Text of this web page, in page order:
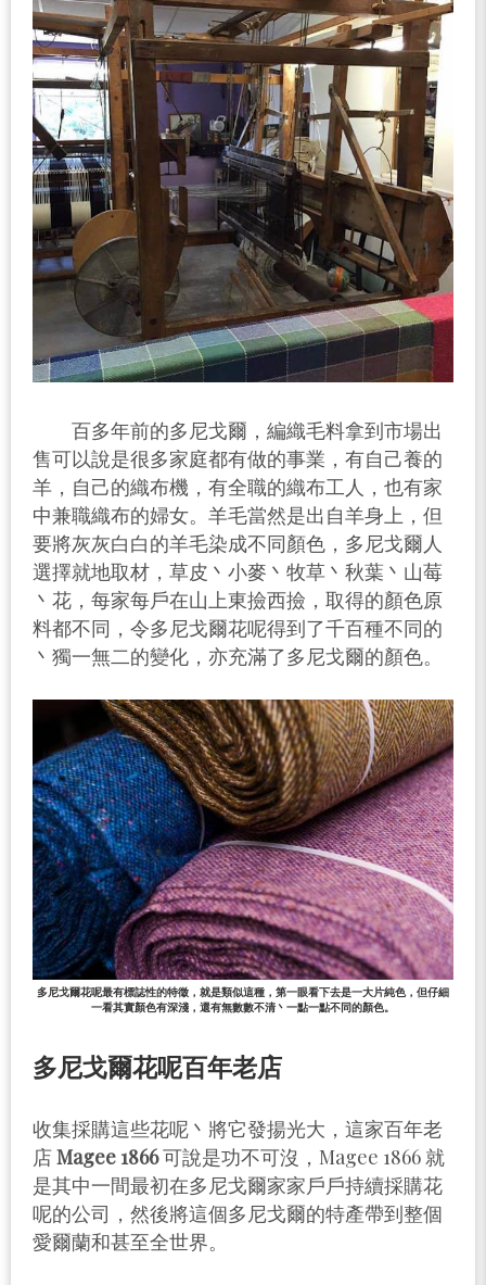
百多年前的多尼戈爾，編織毛料拿到市場出
售可以說是很多家庭都有做的事業，有自己養的
羊，自己的織布機，有全職的織布工人，也有家
中兼職織布的婦女。羊毛當然是出自羊身上，但
要將灰灰白白的羊毛染成不同顏色，多尼戈爾人
選擇就地取材，草皮丶小麥丶牧草丶秋葉丶山莓
丶花，每家每戶在山上東撿西撿，取得的顏色原
料都不同，令多尼戈爾花呢得到了千百種不同的
丶獨一無二的變化，亦充滿了多尼戈爾的顏色。
多尼戈爾花呢最有標誌性的特徵，就是類似這種，第一眼看下去是一大片純色，但仔細
一看其實顏色有深淺，還有無數數不清丶一點一點不同的顏色。
多尼戈爾花呢百年老店
收集採購這些花呢丶將它發揚光大，這家百年老
店Magee 1866可說是功不可沒，Magee 1866 就
是其中一間最初在多尼戈爾家家戶戶持續採購花
呢的公司，然後將這個多尼戈爾的特產帶到整個
愛爾蘭和甚至全世界。